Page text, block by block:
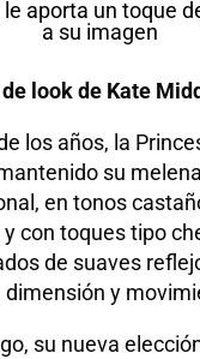
le aporta un toque
a su imagen
look de Kate
los años, la
su
en tonos
con toques tipo
de suaves
dimensión y
su nueva